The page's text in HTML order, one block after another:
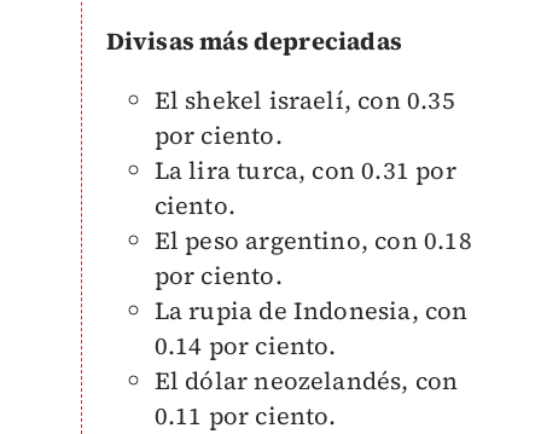
Divisas más depreciadas
El shekel israelí, con 0.35
por ciento.
La lira turca, con 0.31 por
ciento.
El peso argentino, con 0.18
por ciento.
La rupia de Indonesia, con
0.14 por ciento.
El dólar neozelandés, con
0.11 por ciento.